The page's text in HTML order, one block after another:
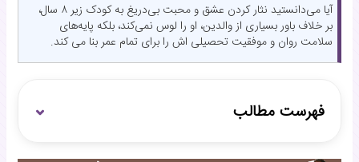
آیا می‌دانستید نثار کردن عشق و محبت بی‌دریغ به کودک زیر ۸ سال،
بر خلاف باور بسیاری از والدین، او را لوس نمی‌کند، بلکه پایه‌های
سلامت روان و موفقیت تحصیلی اش را برای تمام عمر بنا می کند.
فهرست مطالب